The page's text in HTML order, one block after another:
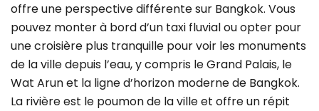
offre une perspective différente sur Bangkok. Vous
pouvez monter à bord d’un taxi fluvial ou opter pour
une croisière plus tranquille pour voir les monuments
de la ville depuis l’eau, y compris le Grand Palais, le
Wat Arun et la ligne d’horizon moderne de Bangkok.
La rivière est le poumon de la ville et offre un répit